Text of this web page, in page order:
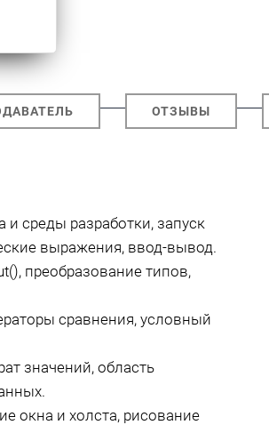
ОТЗЫВЫ
и среды разработки, запуск
выражения, ввод-вывод.
преобразование типов,
сравнения, условный
значений, область
окна и холста, рисование